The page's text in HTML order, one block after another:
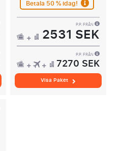
Betala 50 % idag!
P.P. FRÅN
2531 SEK
P.P. FRÅN
7270 SEK
Visa Paket